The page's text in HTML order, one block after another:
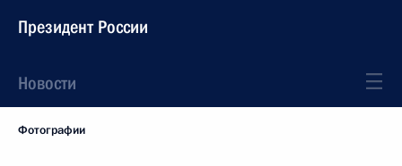
Президент России
Новости
Фотографии